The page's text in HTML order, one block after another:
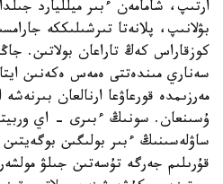
ارتىپ، شامامەن ءبىر ميلليارد
بۋلانىپ، پلانەتا تىرشىلىككە
كوزقاراس كەڭ تاراعان بولاتىن.
سەناري مىندەتتى ەمەس ەكەنىن
مەرزىمدە قورعاۋعا ارنالعان
ۇسىنعان. سونىڭ ءبىرى - اي
ساۋلەسىنىڭ ءبىر بولىگىن
قۇرىلىم جەرگە تۇسەتىن جىلۋ